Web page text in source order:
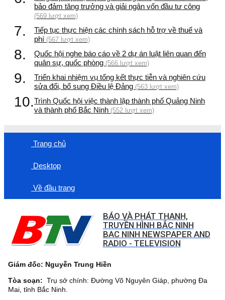
bảo đảm tăng trưởng và giải ngân vốn đầu tư công
(569 lượt xem)
7.
Tiếp tục thực hiện các chính sách hỗ trợ về thuế và
phí (567 lượt xem)
8.
Quốc hội nghe báo cáo về 2 dự án luật liên quan đến
quân sự, quốc phòng (566 lượt xem)
9.
Triển khai nhiệm vụ tổng kết thực tiễn và nghiên cứu
sửa đổi, bổ sung Điều lệ Đảng (563 lượt xem)
10.Trình Quốc hội việc thành lập thành phố Quảng Ninh
và thành phố Bắc Ninh (552 lượt xem)
Trang chủ
Desktop
Về đầu trang
BÁO VÀ PHÁT THANH,
TRUYỀN HÌNH BẮC NINH
BAC NINH NEWSPAPER AND
RADIO - TELEVISION
Giám đốc: Nguyễn Trung Hiền
Tòa soạn: Trụ sở chính: Đường Võ Nguyên Giáp, phường Đa
Mai, tỉnh Bắc Ninh.